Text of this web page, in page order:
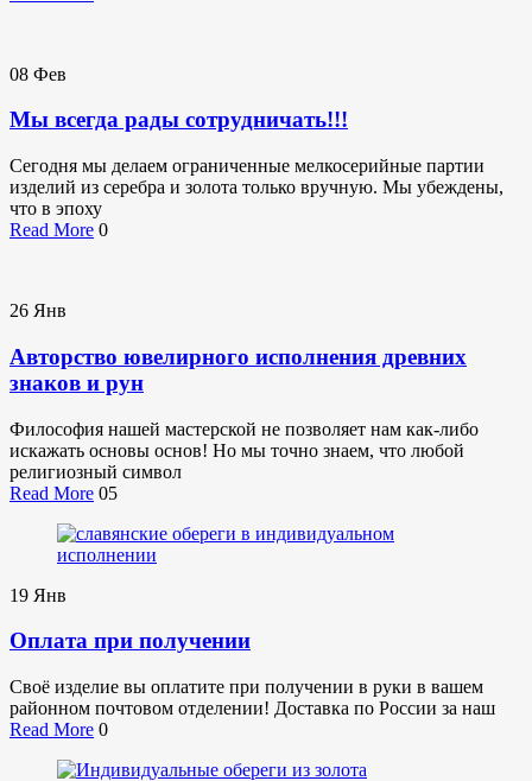
08 Фев
Мы всегда рады сотрудничать!!!
Сегодня мы делаем ограниченные мелкосерийные партии
изделий из серебра и золота только вручную. Мы убеждены,
что в эпоху
Read More 0
26 Янв
Авторство ювелирного исполнения древних
знаков и рун
Философия нашей мастерской не позволяет нам как-либо
искажать основы основ! Но мы точно знаем, что любой
религиозный символ
Read More 05
19 Янв
Оплата при получении
Своё изделие вы оплатите при получении в руки в вашем
районном почтовом отделении! Доставка по России за наш
Read More 0